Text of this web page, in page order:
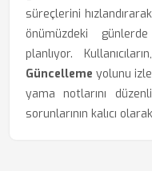
süreçlerini
önümüzdeki
planlıyor.
Güncelleme yolunu
yama notlarını
sorunlarının kalıcı